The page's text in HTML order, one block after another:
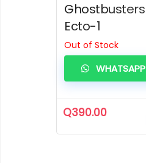
Ghostbusters
Ecto-1
Out of Stock
Q390.00
WHATSAPP